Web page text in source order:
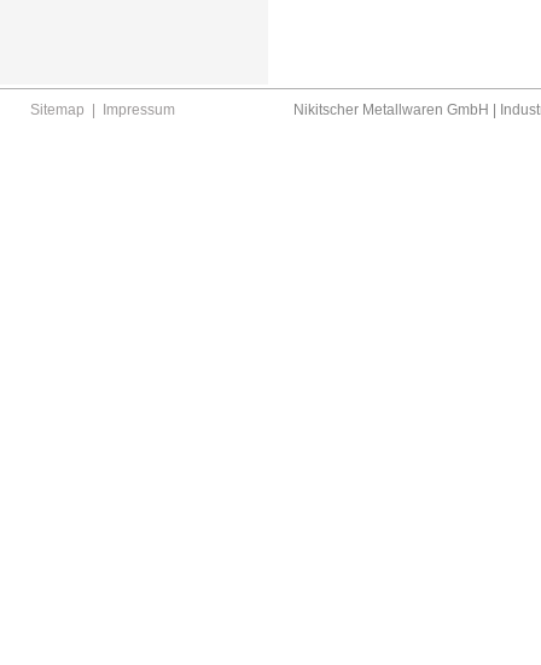
Sitemap Impressum Nikitscher Metallwaren GmbH |